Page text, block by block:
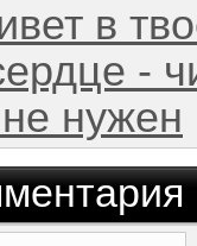
в
-
нужен